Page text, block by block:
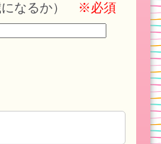
になるか） ※必須